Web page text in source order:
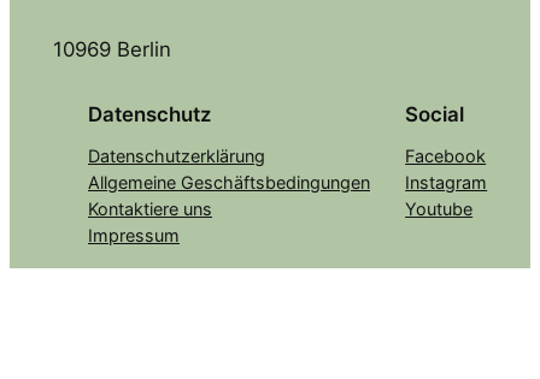
10969 Berlin
Datenschutz
Datenschutzerklärung
Allgemeine Geschäftsbedingungen
Kontaktiere uns
Impressum
Social
Facebook
Instagram
Youtube